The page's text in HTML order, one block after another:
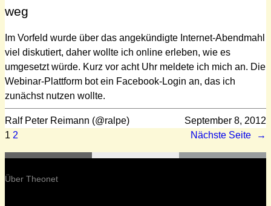
weg
Im Vorfeld wurde über das angekündigte Internet-Abendmahl
viel diskutiert, daher wollte ich online erleben, wie es
umgesetzt würde. Kurz vor acht Uhr meldete ich mich an. Die
Webinar-Plattform bot ein Facebook-Login an, das ich
zunächst nutzen wollte.
Ralf Peter Reimann (@ralpe)
September 8, 2012
1 2 Nächste Seite →
Über Theonet